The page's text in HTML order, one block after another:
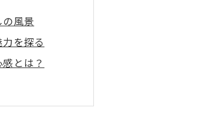
風景
を探る
とは？
送の真実